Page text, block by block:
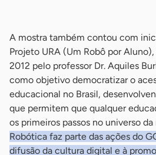
A mostra também contou com
Projeto URA (Um Robô por
2012 pelo professor Dr. Aquiles
como objetivo democratizar o
educacional no Brasil,
que permitem que qualquer
os primeiros passos no universo
Robótica faz parte das ações do
difusão da cultura digital e à